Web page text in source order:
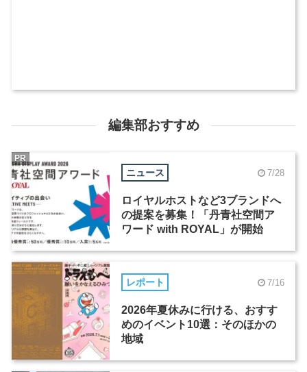
編集部おすすめ
ニュース 7/28
ロイヤルホストなど3ブランドへ
の提案を募集！「丹青社空間ア
ワード with ROYAL」が開始
PR
レポート 7/16
2026年夏休みに行ける、おすす
めのイベント10選：そのほかの
地域